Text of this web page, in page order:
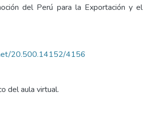
del Perú para la Exportación y el
20.500.14152/4156
del aula virtual.